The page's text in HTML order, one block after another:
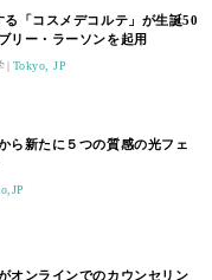
「コスメデコルテ」が生誕50
リー・ラーソンを起用
Tokyo, JP
ら新たに５つの質感の光フェ
オンラインでのカウンセリン